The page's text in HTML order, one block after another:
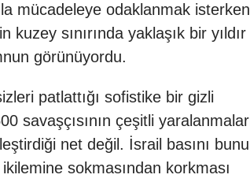
mücadeleye odaklanmak
sınırında yaklaşık bir yıldır
görünüyordu.
patlattığı sofistike bir gizli
savaşçısının çeşitli
net değil. İsrail basını
sokmasından korkması